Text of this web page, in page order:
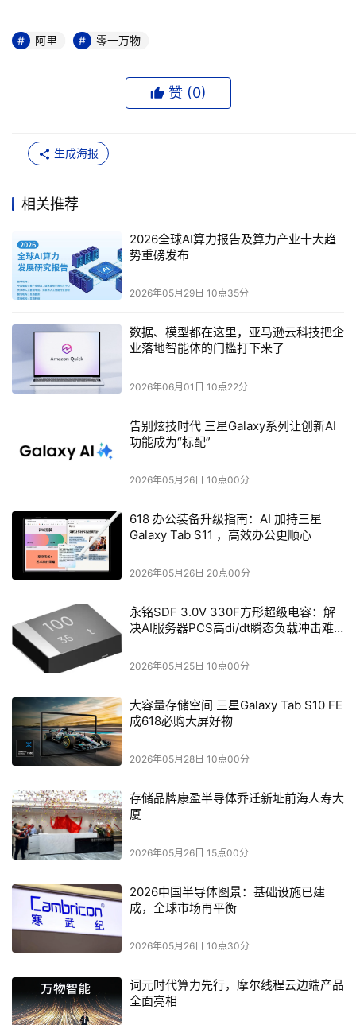
2025.01.03
过去两年间，以阿里巴巴的通义千问、零一万物的Yi系列为
管这些大模型的智能水平已远超人类平均水平，但在特定领
与增强的方向。
为了将大模型的“超强大脑”与特定领域任务相匹配，需要对
垂直领域有深入的理解、高效的数据工程支持，以及定向微
调、RAG技术、强化学习算法、思维链推理等前沿技术的应
用。从全球范围来看，新一代技术渗透到产业中往往需要两
到五年的时间。而在短短两年内，我国大模型企业已具备了
极具国际竞争力的通用大模型基础能力。接下来，如何让大
模型更加落地、易用，将成为激发其商业价值、加速推动生
产力发展的产业迫切需求。
目前Yi-Lighting所处位置
结合两个团队大模型研发实力，形成从下一代基座模型技术
探索到产业落地大模型服务的组合拳，通过阿里云百炼大模
型平台的模型服务层面向市场，针对To B行业打造大模型
2024年6月，零一万物就与阿里云达成过合作，零一万物
Yi-Large等系列大模型登陆阿里云百炼平台，这也是零一万
物首次通过云厂商提供API服务。
2024年11月，零一万物对外披露了一整套大模型ToB解决
方案，解决方案基于Yi 模型构建，包含零售行业解决方
案、模型训练解决方案、智算中心解决方案。
零一万物和阿里云发表合作感言
面向AI时代，阿里云大幅升级从服务器到计算、存储、网
络、数据处理、模型训练和推理平台的技术架构体系，在算
模型，算力、模型、生态，缺一不可，阿里云平台的核心思
想，就是让模型的使用更简洁高效，简单几行代码就可以调
阿里 零一万物
赞 (0)
生成海报
相关推荐
2026全球AI算力报告及算力产业十大趋
势重磅发布
2026年05月29日 10点35分
数据、模型都在这里，亚马逊云科技把企
业落地智能体的门槛打下来了
2026年06月01日 10点22分
告别炫技时代 三星Galaxy系列让创新AI
功能成为“标配”
2026年05月26日 10点00分
618 办公装备升级指南：AI 加持三星
Galaxy Tab S11 ，高效办公更顺心
2026年05月26日 20点00分
永铭SDF 3.0V 330F方形超级电容：解
决AI服务器PCS高di/dt瞬态负载冲击难
2026年05月25日 10点00分
大容量存储空间 三星Galaxy Tab S10 FE
成618必购大屏好物
2026年05月28日 10点00分
存储品牌康盈半导体乔迁新址前海人寿大
厦
2026年05月26日 15点00分
2026中国半导体图景：基础设施已建
成，全球市场再平衡
2026年05月26日 10点30分
词元时代算力先行，摩尔线程云边端产品
全面亮相